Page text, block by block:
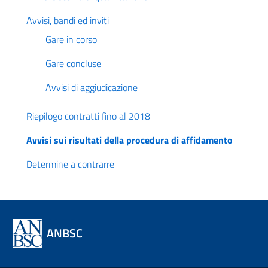
Avvisi, bandi ed inviti
Gare in corso
Gare concluse
Avvisi di aggiudicazione
Riepilogo contratti fino al 2018
Avvisi sui risultati della procedura di affidamento
Determine a contrarre
ANBSC